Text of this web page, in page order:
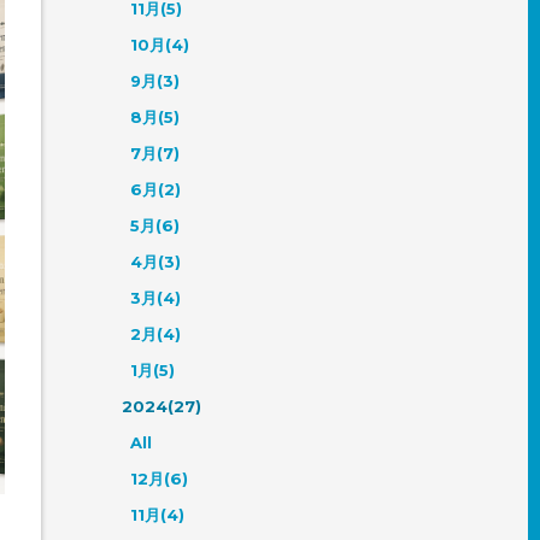
11月(5)
10月(4)
9月(3)
8月(5)
7月(7)
6月(2)
5月(6)
4月(3)
3月(4)
2月(4)
1月(5)
2024(27)
All
12月(6)
11月(4)